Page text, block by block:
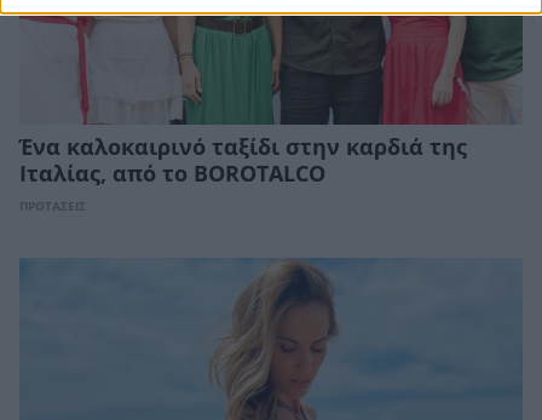
Ένα καλοκαιρινό ταξίδι στην καρδιά της
Ιταλίας, από το BOROTALCO
ΠΡΟΤΑΣΕΙΣ